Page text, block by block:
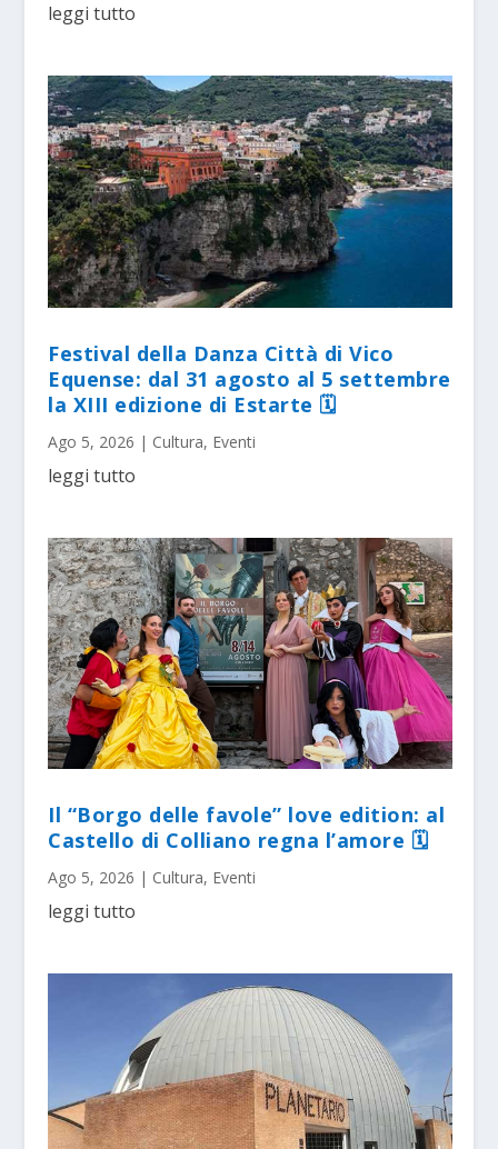
leggi tutto
Festival della Danza Città di Vico
Equense: dal 31 agosto al 5 settembre
la XIII edizione di Estarte 🗓
Ago 5, 2026 | Cultura, Eventi
leggi tutto
Il “Borgo delle favole” love edition: al
Castello di Colliano regna l’amore 🗓
Ago 5, 2026 | Cultura, Eventi
leggi tutto